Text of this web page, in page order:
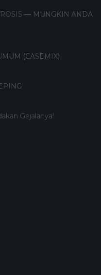
— MUNGKIN ANDA
(CASEMIX)
Gejalanya!